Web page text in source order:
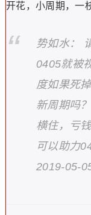
开花，小周期，一
势如水：
0405就被
度如果死
新周期吗
横住，亏
可以助力
2019-05-